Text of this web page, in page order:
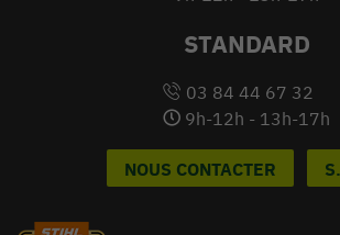
STANDARD
03 84 44 67 32
9h-12h - 13h-17h
NOUS CONTACTER